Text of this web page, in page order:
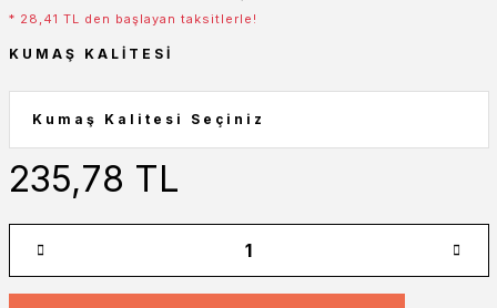
* 28,41 TL den başlayan taksitlerle!
KUMAŞ KALITESI
235,78 TL